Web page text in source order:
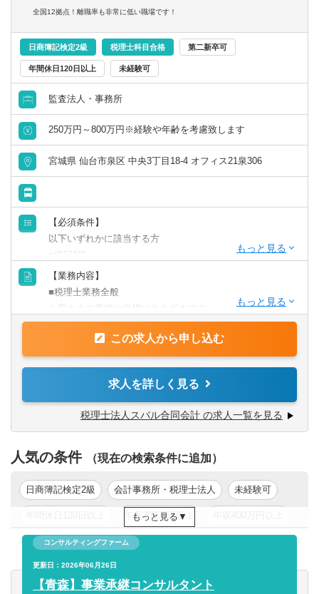
全国12拠点！離職率も非常に低い職場です！
日商簿記検定2級 税理士科目合格 第二新卒可
年間休日120日以上 未経験可
監査法人・事務所
250万円～800万円※経験や年齢を考慮致します
宮城県 仙台市泉区 中央3丁目18-4 オフィス21泉306
【必須条件】
以下いずれかに該当する方
■簿記2級
■科目合格者
■経理経験
■会計に強い関心のある方
【求める人物像】
◆コミュニケーション能力が高い方
◆向上心や目標、ビジョンを持ち仕事に取り組める方
【業務内容】
■税理士業務全般
お客さまの業種や規模はさまざまです。
具体的には・・・
■税務顧問業務
■経営コンサルティング業務他
■業界：建設、IT、医療、飲食、教育分野等、ある分野に特
まです。
■割合：個人2割、法人8割程度
【拠点】
東京事務所・長岡事務所・群馬事務所・周南事務所・桑名
事務所・仙台事務所・福山事務所・ 北九州事務所・浜松事
この求人から申し込む
求人を詳しく見る
税理士法人スバル合同会計 の求人一覧を見る
人気の条件 （現在の検索条件に追加）
日商簿記検定2級 会計事務所・税理士法人 未経験可
年収200万円以上
年収500万円以上 東京都
もっと見る
コンサルティングファーム
更新日：2026年06月26日
【青森】事業承継コンサルタント